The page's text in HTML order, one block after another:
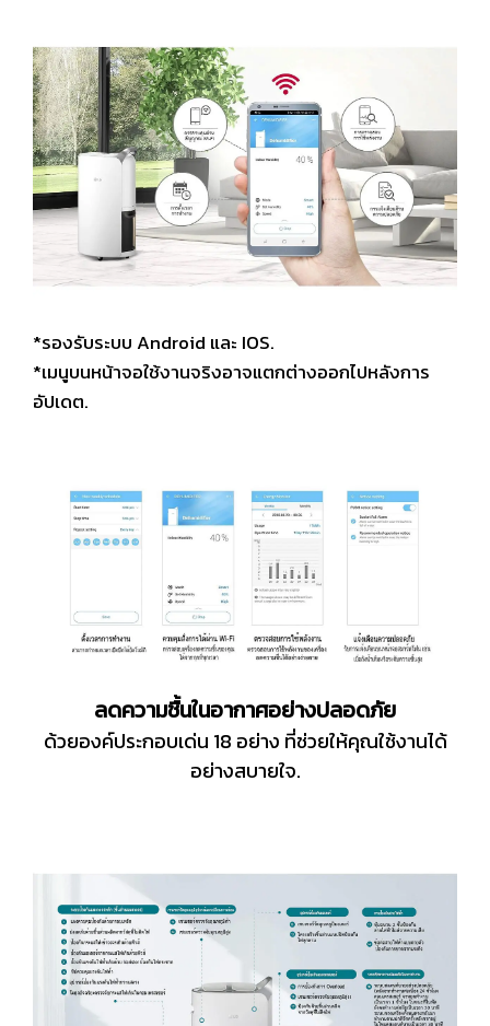
*รองรับระบบ Android และ IOS.
*เมนูบนหน้าจอใช้งานจริงอาจแตกต่างออกไปหลังการ
อัปเดต.
ลดความชื้นในอากาศอย่างปลอดภัย
ด้วยองค์ประกอบเด่น 18 อย่าง ที่ช่วยให้คุณใช้งานได้
อย่างสบายใจ.